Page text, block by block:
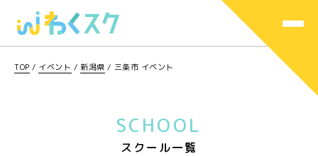
TOP / イベント /新潟県 / 三条市 イベント
SCHOOL
スクール一覧